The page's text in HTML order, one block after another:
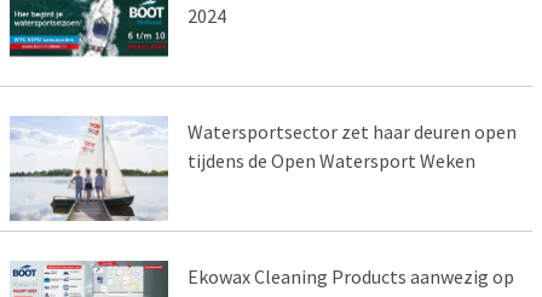
2024
Watersportsector zet haar deuren open
tijdens de Open Watersport Weken
Ekowax Cleaning Products aanwezig op